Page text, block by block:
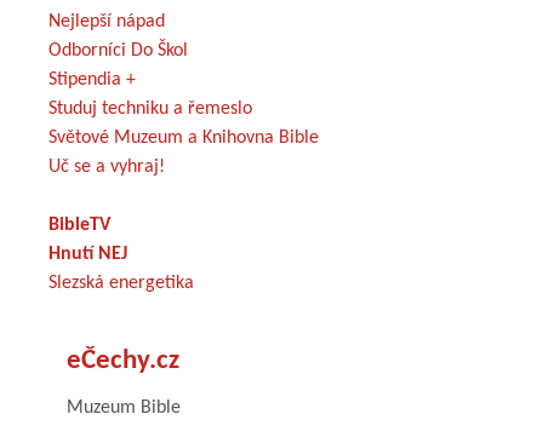
Nejlepší nápad
Odborníci Do Škol
Stipendia +
Studuj techniku a řemeslo
Světové Muzeum a Knihovna Bible
Uč se a vyhraj!
BibleTV
Hnutí NEJ
Slezská energetika
eČechy.cz
Muzeum Bible